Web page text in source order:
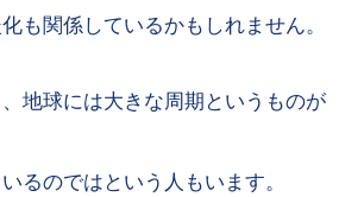
も関係しているかもしれません。
地球には大きな周期というものが
るのではという人もいます。